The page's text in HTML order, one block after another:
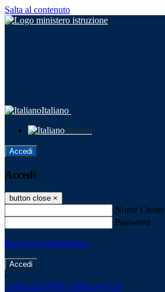
Salta al contenuto
Italiano
Italiano
Accedi
Accedi
button close ×
Nome Utente
Password
Password dimenticata?
-
Entra con SPID Entra con CIE